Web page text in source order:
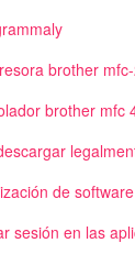
brother
brother mfc
de
sesión en las